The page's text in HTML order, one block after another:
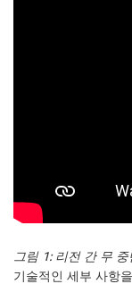
그림 1: 리전 간 무
기술적인 세부 사항